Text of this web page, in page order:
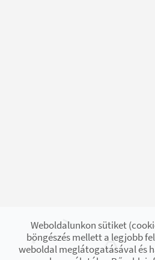
Weboldalunkon sütiket
böngészés mellett a legjobb
weboldal meglátogatásával és